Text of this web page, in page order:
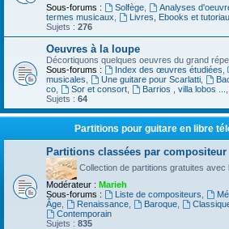
Sous-forums : Solfège, Analyses
termes musicaux
Livres, Ebooks et
Sujets : 276
Oeuvres à la loupe
Décortiquons quelques oeuvres du grand
Sous-forums :
Index des œuvres étudiées
musicales
Une guitare pour Scarlatti,
co
Sor et consort, Barrios , villa lobos ...
Sujets : 64
Partitions pour guitare en libre
Partitions classées par compositeur
Collection de partitions gratuites
Modérateur : Marieh
Sous-forums :
Liste de compositeurs
Âge
Renaissance, Baroque,
Contemporain
Sujets : 835